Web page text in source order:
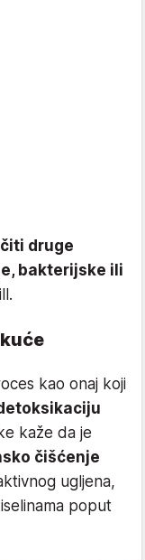
druge
bakterijske ili
kao onaj koji
kaže da je
čišćenje
ugljena,
poput